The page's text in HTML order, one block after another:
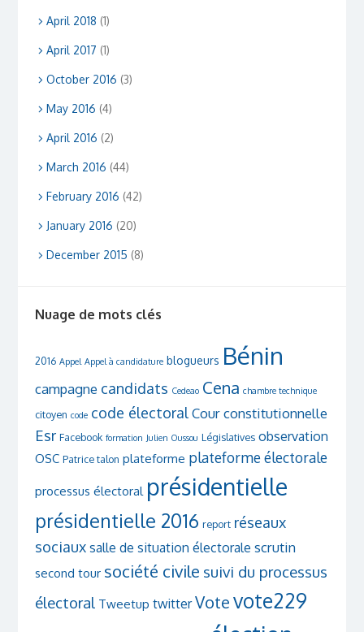
April 2018 (1)
April 2017 (1)
October 2016 (3)
May 2016 (4)
April 2016 (2)
March 2016 (44)
February 2016 (42)
January 2016 (20)
December 2015 (8)
Nuage de mots clés
2016 Appel Appel à candidature blogueurs Bénin
campagne candidats Cedeao Cena chambre technique
citoyen code code électoral Cour constitutionnelle
Esr Facebook formation Julien Oussou Législatives observation
OSC Patrice talon plateforme plateforme électorale
processus électoral présidentielle
présidentielle 2016 report réseaux
sociaux salle de situation électorale scrutin
second tour société civile suivi du processus
électoral Tweetup twitter Votevote229